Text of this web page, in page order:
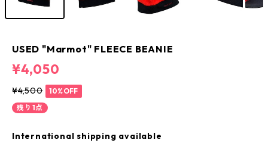
USED "Marmot" FLEECE BEANIE
¥4,050
¥4,500
10%OFF
残り1点
International shipping available